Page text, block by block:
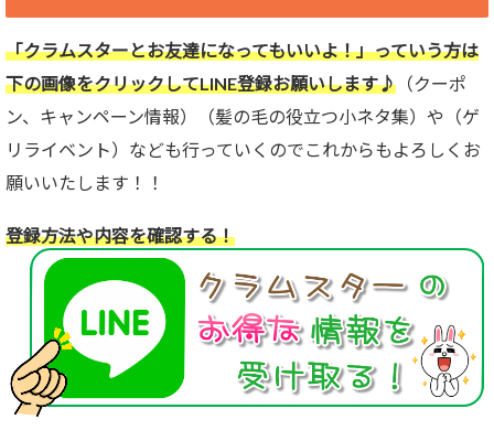
「クラムスターとお友達になってもいいよ！」っていう方は
下の画像をクリックしてLINE登録お願いします♪ （クーポ
ン、キャンペーン情報）（髪の毛の役立つ小ネタ集）や（ゲ
リライベント）なども行っていくのでこれからもよろしくお
願いいたします！！
登録方法や内容を確認する！